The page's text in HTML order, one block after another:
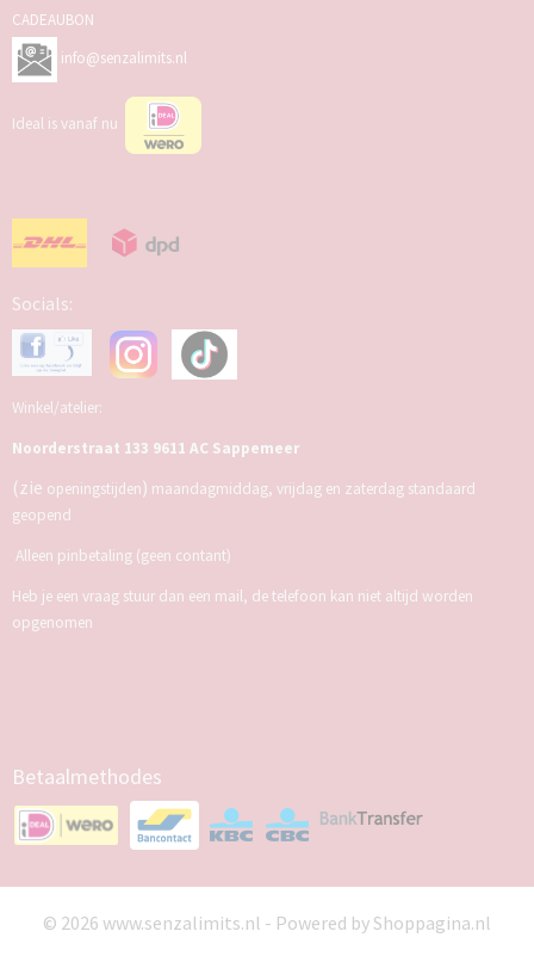
CADEAUBON
info@senzalimits.nl
Ideal is vanaf nu
Socials:
Winkel/atelier:
Noorderstraat 133 9611 AC Sappemeer
(zie openingstijden) maandagmiddag, vrijdag en zaterdag standaard
geopend
Alleen pinbetaling (geen contant)
Heb je een vraag stuur dan een mail, de telefoon kan niet altijd worden
opgenomen
Betaalmethodes
© 2026 www.senzalimits.nl - Powered by Shoppagina.nl